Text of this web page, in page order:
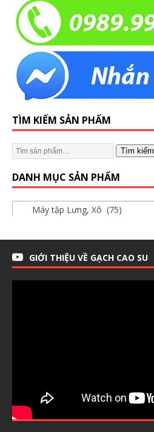
TÌM KIẾM SẢN PHẨM
Tìm kiếm
DANH MỤC SẢN PHẨM
Máy tập Lưng, Xô (75)
GIỚI THIỆU VỀ GẠCH CAO SU